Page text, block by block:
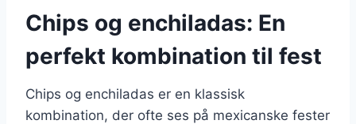
Chips og enchiladas: En
perfekt kombination til fest
Chips og enchiladas er en klassisk
kombination, der ofte ses på mexicanske fester